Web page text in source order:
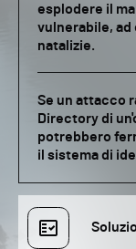
esplodere il
vulnerabile,
natalizie.
Se un attacco
Directory di
potrebbero
il sistema di